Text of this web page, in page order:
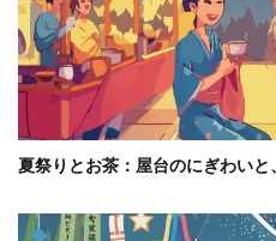
夏祭りとお茶：屋台のにぎわいと